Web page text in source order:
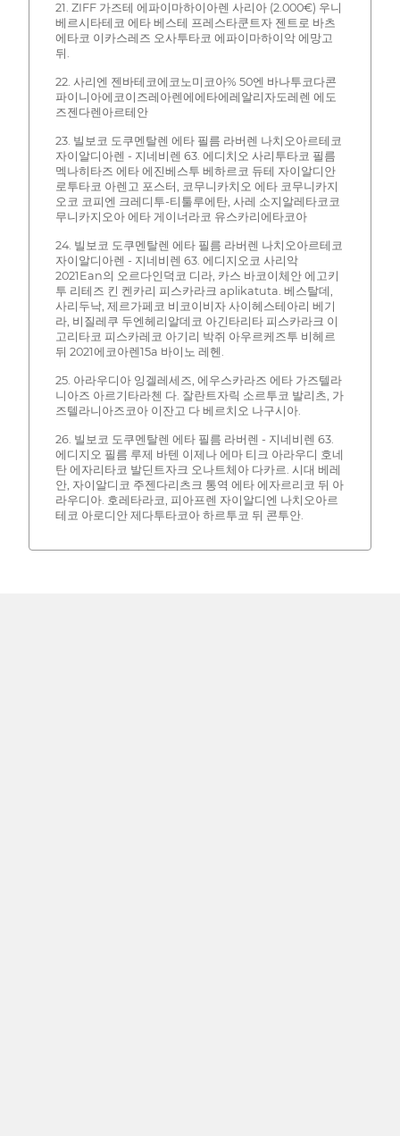
21. ZIFF 가즈테 에파이마하이아렌 사리아 (2.000€) 우니
베르시타테코 에타 베스테 프레스타쿤트자 젠트로 바츠
에타코 이카스레즈 오사투타코 에파이마하이악 에망고
뒤.
22. 사리엔 젠바테코에코노미코아% 50엔 바나투코다콘
파이니아에코이즈레아렌에에타에레알리자도레렌 에도
즈젠다렌아르테안
23. 빌보코 도쿠멘탈렌 에타 필름 라버렌 나치오아르테코
자이알디아렌 - 지네비렌 63. 에디치오 사리투타코 필름
멕나히타즈 에타 에진베스투 베하르코 듀테 자이알디안
로투타코 아렌고 포스터, 코무니카치오 에타 코무니카지
오코 코피엔 크레디투-티툴루에탄, 사레 소지알레타코코
무니카지오아 에타 게이너라코 유스카리에타코아
24. 빌보코 도쿠멘탈렌 에타 필름 라버렌 나치오아르테코
자이알디아렌 - 지네비렌 63. 에디지오코 사리악
2021Ean의 오르다인덕코 디라, 카스 바코이체안 에고키
투 리테즈 킨 켄카리 피스카라크 aplikatuta. 베스탈데,
사리두낙, 제르가페코 비코이비자 사이헤스테아리 베기
라, 비질레쿠 두엔헤리알데코 아긴타리타 피스카라크 이
고리타코 피스카레코 아기리 박쥐 아우르케즈투 비헤르
뒤 2021에코아렌15a 바이노 레헨.
25. 아라우디아 잉겔레세즈, 에우스카라즈 에타 가즈텔라
니아즈 아르기타라첸 다. 잘란트자릭 소르투코 발리츠, 가
즈텔라니아즈코아 이잔고 다 베르치오 나구시아.
26. 빌보코 도쿠멘탈렌 에타 필름 라버렌 - 지네비렌 63.
에디지오 필름 루제 바텐 이제나 에마 티크 아라우디 호네
탄 에자리타코 발딘트자크 오나트체아 다카르. 시대 베레
안, 자이알디코 주젠다리츠크 통역 에타 에자르리코 뒤 아
라우디아. 호레타라코, 피아프렌 자이알디엔 나치오아르
테코 아로디안 제다투타코아 하르투코 뒤 콘투안.